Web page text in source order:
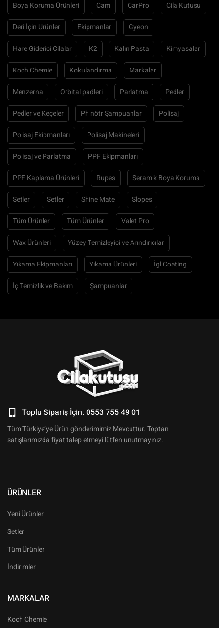
Boya Koruma Ürünleri Cam CarPro Cila Kutusu
Deri İçin Ürünler Ekipmanlar Gyeon
Hare Giderici Cilalar K2 Kalın Pasta Kimyasalar
Koch Chemie Kokulandırma Markalar
Menzerna Orbital padleri Parlatma Pedler
Pedler ve Keçeler Ph nötr Şampuanlar Polisaj
Polisaj Ekipmanları Polisaj Makineleri
Polisaj ve Parlatma PPF Ekipmanları
PPF Kaplama Ürünleri Rupes Seramik Boya Koruma
Setler Setler Shine Mate Slopes
Tüm Ürünler Tüm Ürünler Valet Pro
Wax Ürünleri Yüzey Temizleyici ve Arındırıcılar
Yıkama Ekipmanları Yıkama Ürünleri İgl Coating
İç Temizlik ve Bakım Şampuanlar
Toplu Sipariş İçin: 0553 755 49 01
Tüm Türkiye’ye Ürün gönderimimiz Mevcuttur. Toptan
satışlarımızda fiyat talep etmeyi lütfen unutmayınız.
ÜRÜNLER
Yeni Ürünler
Setler
Tüm Ürünler
İndirimler
MARKALAR
Koch Chemie